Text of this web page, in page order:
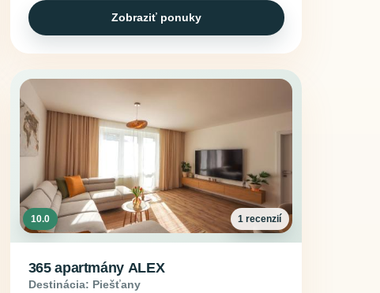
Zobraziť ponuky
10.0 1 recenzií
365 apartmány ALEX
Destinácia: Piešťany